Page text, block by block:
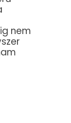
nem